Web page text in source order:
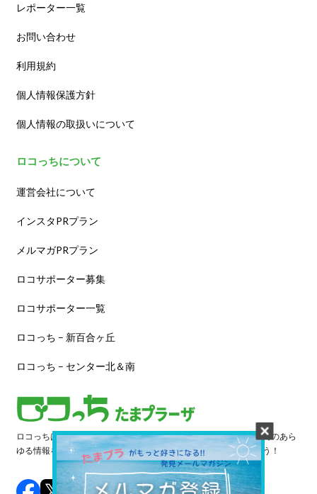
レポーター一覧
お問い合わせ
利用規約
個人情報保護方針
個人情報の取扱いについて
ロコっちについて
運営会社について
インスタPRプラン
メルマガPRプラン
ロコサポーター募集
ロコサポーター一覧
ロコっち – 新百合ヶ丘
ロコっち – センター北＆南
ロコっちは、あなたのジモト体験を豊かにする情報サイトです。街のあら
ゆる情報を収集し、日々更新しています。早速情報を探してみよう！